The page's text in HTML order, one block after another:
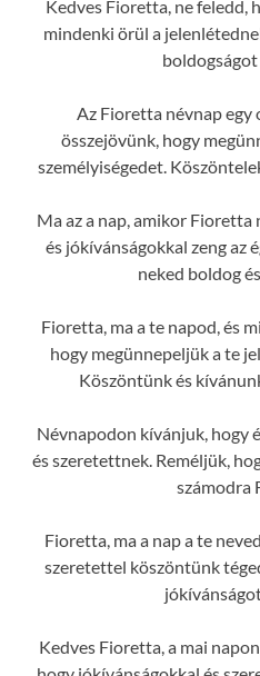
Kedves Fioretta, ne feledd,
mindenki örül a
Az Fioretta névnap egy
összejövünk, hogy
személyiségedet.
Ma az a nap, amikor Fioretta
és jókívánságokkal zeng az
neked boldog
Fioretta, ma a te napod, és
hogy megünnepeljük a te
Köszöntünk és
Névnapodon kívánjuk, hogy
és szeretettnek. Reméljük,
számodra
Fioretta, ma a nap a te
szeretettel köszöntünk
Kedves Fioretta, a mai